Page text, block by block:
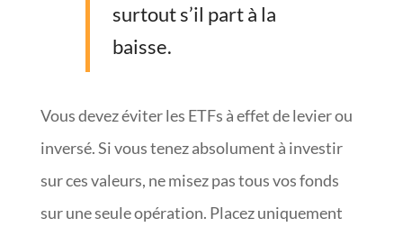
surtout s’il part à la
baisse.
Vous devez éviter les ETFs à effet de levier ou
inversé. Si vous tenez absolument à investir
sur ces valeurs, ne misez pas tous vos fonds
sur une seule opération. Placez uniquement